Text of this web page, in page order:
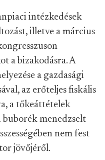
intézkedések
illetve a március
a bizakodásra. A
a gazdasági
az erőteljes fiskális
a tőkeáttételek
buborék menedzselt
nem fest
jövőjéről.